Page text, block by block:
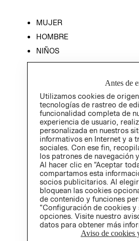
MUJER
HOMBRE
NIÑOS
HOME
Antes de
Utilizamos cookies de
tecnologías de rastreo de
funcionalidad completa de
experiencia de usuario,
personalizada en nuestros
informativos en Internet y a
sociales. Con ese fin,
los patrones de navegación
Al hacer clic en “Aceptar
compartamos esta
socios publicitarios. Al
bloquean las cookies
de contenido y funciones
“Configuración de cookies
opciones. Visite nuestro
datos para obtener más
Aviso de cookies